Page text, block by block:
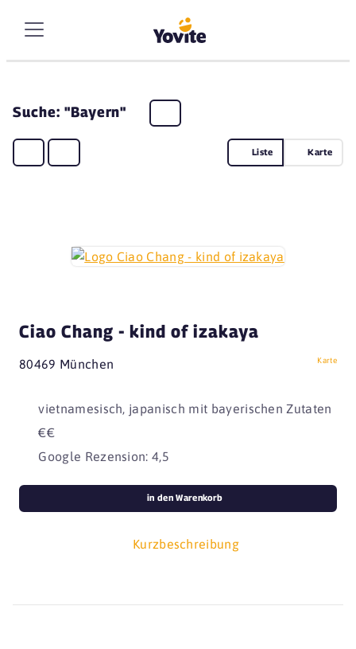
Suche: "Bayern"
Liste Karte
Ciao Chang - kind of izakaya
80469 München Karte
vietnamesisch, japanisch mit bayerischen Zutaten
€€
Google Rezension: 4,5
Kurzbeschreibung
in den Warenkorb